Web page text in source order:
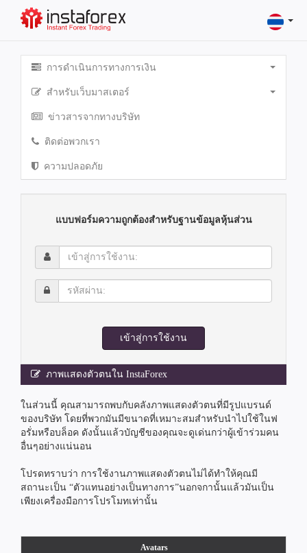
การดำเนินการทางการเงิน
สำหรับเว็บมาสเตอร์
ข่าวสารจากทางบริษัท
ติดต่อพวกเรา
ความปลอดภัย
แบบฟอร์มความถูกต้องสำหรับฐานข้อมูลหุ้นส่วน
เข้า
สู่
การ
ใช้
รหัส
ผ่าน:
เข้าสู่การใช้งาน
ภาพแสดงตัวตนใน InstaForex
ในส่วนนี้ คุณสามารถพบกับคลังภาพแสดงตัวตนที่มีรูปแบรนด์
ของบริษัท โดยที่พวกมันมีขนาดที่เหมาะสมสำหรับนำไปใช้ในฟ
อรั่มหรือบล็อค ดังนั้นแล้วบัญชีของคุณจะดูเด่นกว่าผู้เข้าร่วมคน
อื่นๆอย่างแน่นอน
โปรดทราบว่า การใช้งานภาพแสดงตัวตนไม่ได้ทำให้คุณมี
สถานะเป็น “ตัวแทนอย่างเป็นทางการ”นอกจกานั้นแล้วมันเป็น
เพียงเครื่องมือการโปรโมทเท่านั้น
Avatars